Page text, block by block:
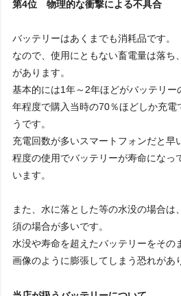
第4位 物理的な衝撃による不具合
バッテリーはあくまでも消耗品です。
なので、使用にともない畜電量は落ち
があります。
基本的には1年～2年ほどがバッテリー
年程度で購入当時の70％ほどしか充電
うです。
充電回数が多いスマートフォンだと早
程度の使用でバッテリーが寿命になっ
います。
また、水に落とした等の水没の場合は
須の場合が多いです。
水没や寿命を超えたバッテリーをその
画像のように膨張してしまう恐れがあ